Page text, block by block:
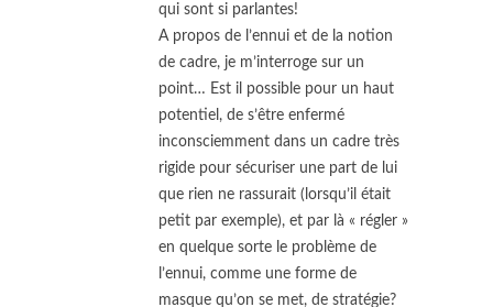
qui sont si parlantes!
A propos de l’ennui et de la notion
de cadre, je m’interroge sur un
point… Est il possible pour un haut
potentiel, de s’être enfermé
inconsciemment dans un cadre très
rigide pour sécuriser une part de lui
que rien ne rassurait (lorsqu’il était
petit par exemple), et par là « régler »
en quelque sorte le problème de
l’ennui, comme une forme de
masque qu’on se met, de stratégie?